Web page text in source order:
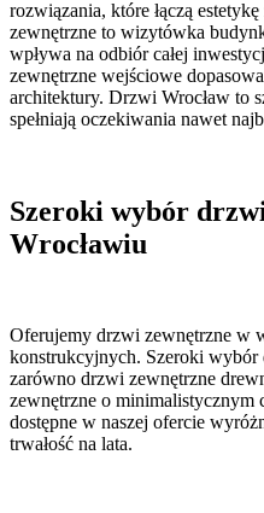
rozwiązania, które łączą
zewnętrzne to wizytówka
wpływa na odbiór całej
zewnętrzne wejściowe
architektury. Drzwi Wrocław to
spełniają oczekiwania nawet
Szeroki wybór
Wrocławiu
Oferujemy drzwi zewnętrzne w
konstrukcyjnych. Szeroki
zarówno drzwi zewnętrzne
zewnętrzne o minimalistycznym
dostępne w naszej ofercie
trwałość na lata.